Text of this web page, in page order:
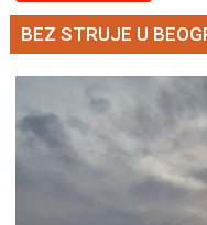
BEZ STRUJE U